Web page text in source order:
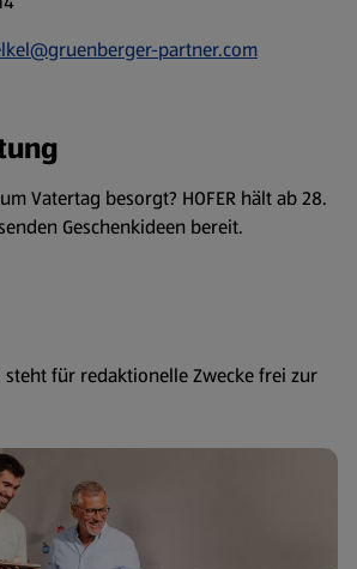
partner.com
Vatertag besorgt? HOFER hält ab 28.
Geschenkideen bereit.
steht für redaktionelle Zwecke frei zur